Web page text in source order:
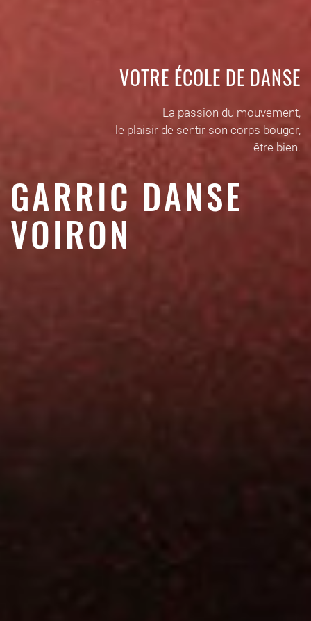
VOTRE ÉCOLE DE DANSE
La passion du mouvement,
le plaisir de sentir son corps bouger,
être bien.
GARRIC DANSE
VOIRON